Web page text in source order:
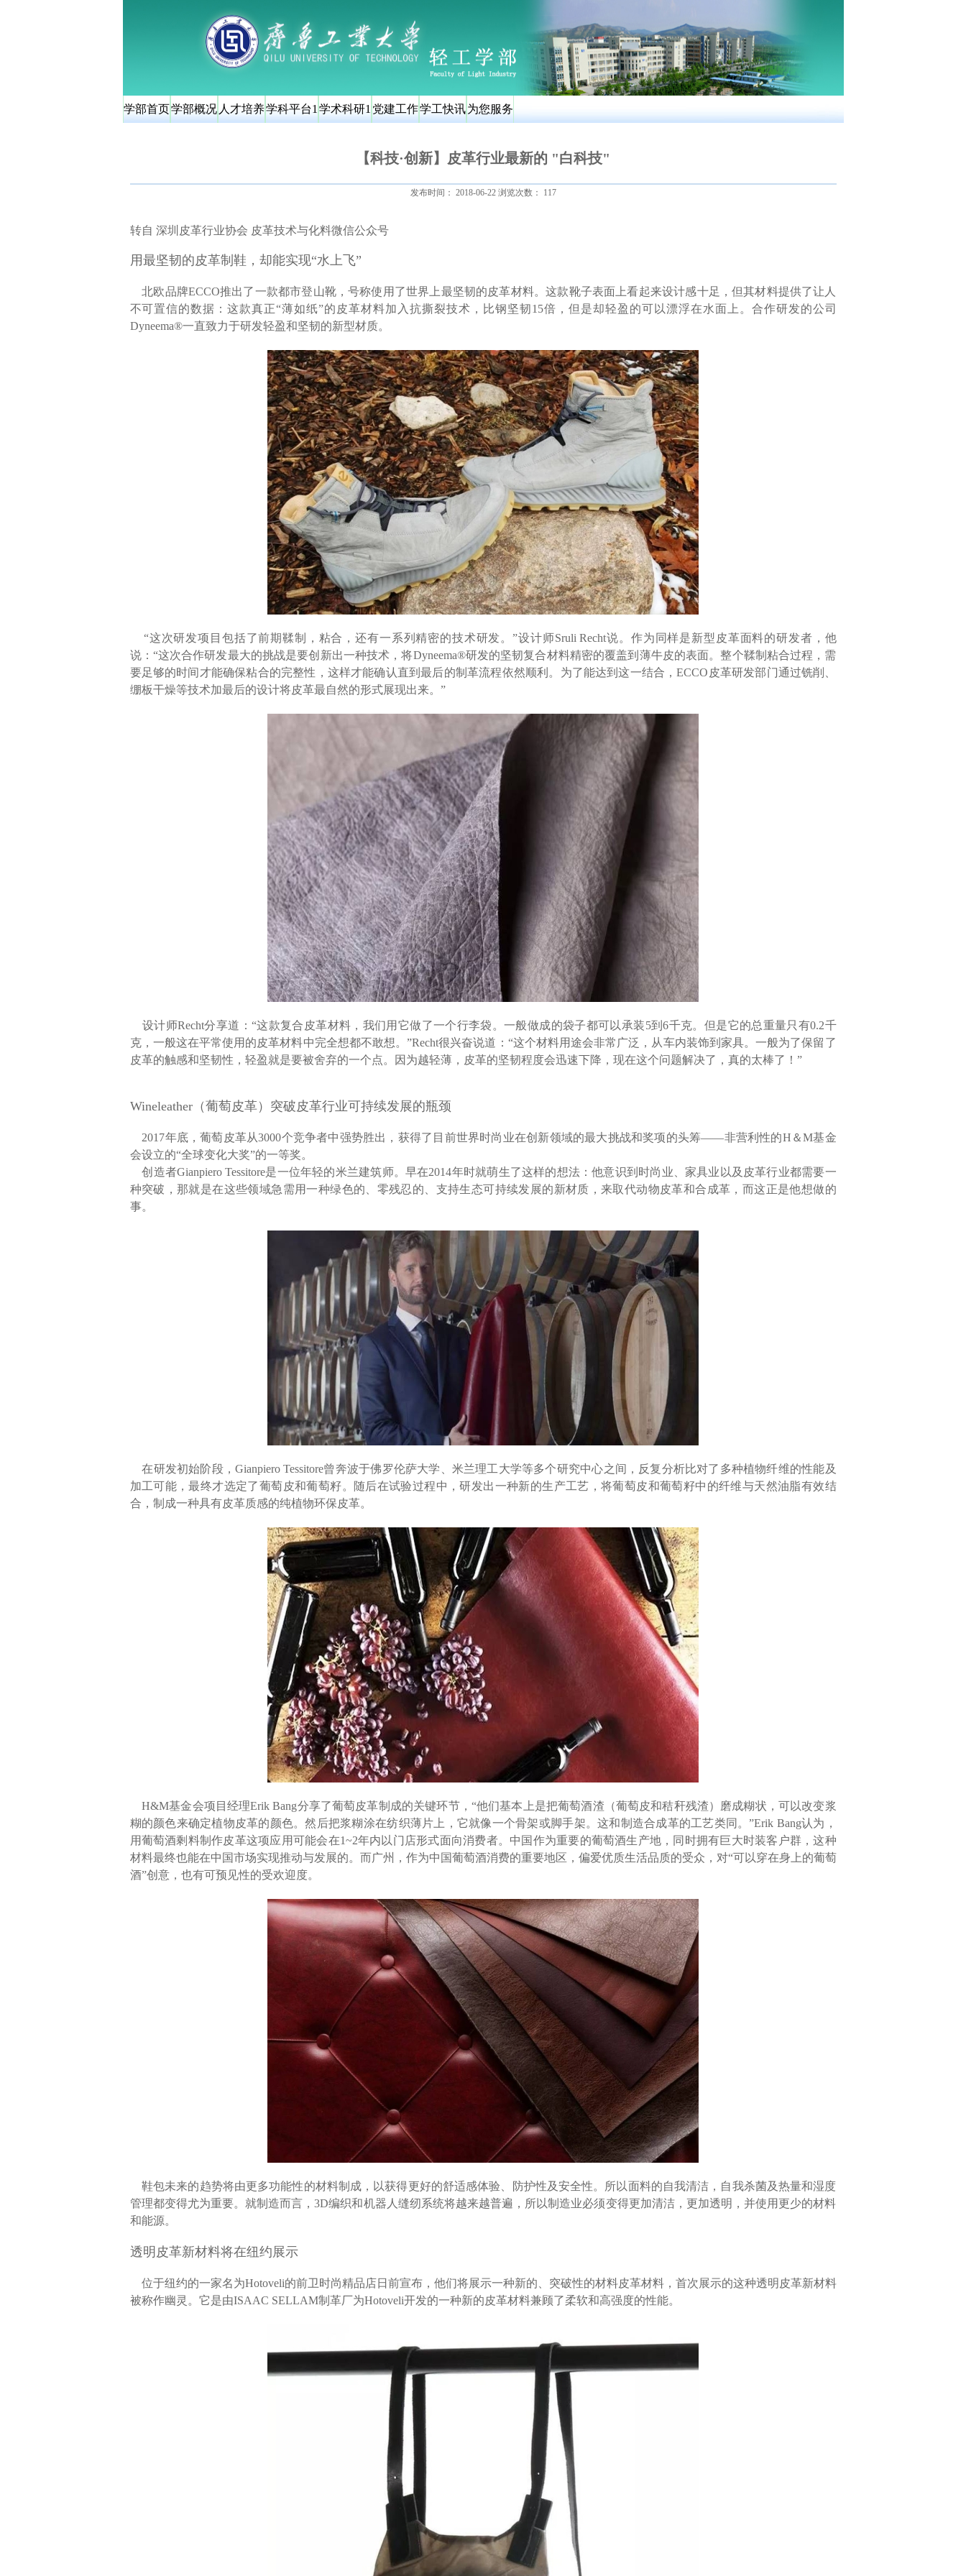
学部首页学部概况 人才培养学科平台1 学术科研1 党建工作学工快讯 为您服务
【科技·创新】皮革行业最新的 "白科技"
发布时间： 2018-06-22 浏览次数： 117
转自 深圳皮革行业协会 皮革技术与化料微信公众号
用最坚韧的皮革制鞋，却能实现“水上飞”
北欧品牌ECCO推出了一款都市登山靴，号称使用了世界上最坚韧的皮革材料。这款靴子表面上看起来设计感十足，但其材料提供了让人
不可置信的数据：这款真正“薄如纸”的皮革材料加入抗撕裂技术，比钢坚韧15倍，但是却轻盈的可以漂浮在水面上。合作研发的公司
Dyneema®一直致力于研发轻盈和坚韧的新型材质。
“这次研发项目包括了前期鞣制，粘合，还有一系列精密的技术研发。”设计师Sruli Recht说。作为同样是新型皮革面料的研发者，他
说：“这次合作研发最大的挑战是要创新出一种技术，将Dyneema®研发的坚韧复合材料精密的覆盖到薄牛皮的表面。整个鞣制粘合过程，需
要足够的时间才能确保粘合的完整性，这样才能确认直到最后的制革流程依然顺利。为了能达到这一结合，ECCO皮革研发部门通过铣削、
绷板干燥等技术加最后的设计将皮革最自然的形式展现出来。”
设计师Recht分享道：“这款复合皮革材料，我们用它做了一个行李袋。一般做成的袋子都可以承装5到6千克。但是它的总重量只有0.2千
克，一般这在平常使用的皮革材料中完全想都不敢想。”Recht很兴奋说道：“这个材料用途会非常广泛，从车内装饰到家具。一般为了保留了
皮革的触感和坚韧性，轻盈就是要被舍弃的一个点。因为越轻薄，皮革的坚韧程度会迅速下降，现在这个问题解决了，真的太棒了！”
Wineleather（葡萄皮革）突破皮革行业可持续发展的瓶颈
2017年底，葡萄皮革从3000个竞争者中强势胜出，获得了目前世界时尚业在创新领域的最大挑战和奖项的头筹——非营利性的H＆M基金
会设立的“全球变化大奖”的一等奖。
创造者Gianpiero Tessitore是一位年轻的米兰建筑师。早在2014年时就萌生了这样的想法：他意识到时尚业、家具业以及皮革行业都需要一
种突破，那就是在这些领域急需用一种绿色的、零残忍的、支持生态可持续发展的新材质，来取代动物皮革和合成革，而这正是他想做的
事。
在研发初始阶段，Gianpiero Tessitore曾奔波于佛罗伦萨大学、米兰理工大学等多个研究中心之间，反复分析比对了多种植物纤维的性能及
加工可能，最终才选定了葡萄皮和葡萄籽。随后在试验过程中，研发出一种新的生产工艺，将葡萄皮和葡萄籽中的纤维与天然油脂有效结
合，制成一种具有皮革质感的纯植物环保皮革。
H&M基金会项目经理Erik Bang分享了葡萄皮革制成的关键环节，“他们基本上是把葡萄酒渣（葡萄皮和秸秆残渣）磨成糊状，可以改变浆
糊的颜色来确定植物皮革的颜色。然后把浆糊涂在纺织薄片上，它就像一个骨架或脚手架。这和制造合成革的工艺类同。”Erik Bang认为，
用葡萄酒剩料制作皮革这项应用可能会在1~2年内以门店形式面向消费者。中国作为重要的葡萄酒生产地，同时拥有巨大时装客户群，这种
材料最终也能在中国市场实现推动与发展的。而广州，作为中国葡萄酒消费的重要地区，偏爱优质生活品质的受众，对“可以穿在身上的葡萄
酒”创意，也有可预见性的受欢迎度。
鞋包未来的趋势将由更多功能性的材料制成，以获得更好的舒适感体验、防护性及安全性。所以面料的自我清洁，自我杀菌及热量和湿度
管理都变得尤为重要。就制造而言，3D编织和机器人缝纫系统将越来越普遍，所以制造业必须变得更加清洁，更加透明，并使用更少的材料
和能源。
透明皮革新材料将在纽约展示
位于纽约的一家名为Hotoveli的前卫时尚精品店日前宣布，他们将展示一种新的、突破性的材料皮革材料，首次展示的这种透明皮革新材料
被称作幽灵。它是由ISAAC SELLAM制革厂为Hotoveli开发的一种新的皮革材料兼顾了柔软和高强度的性能。